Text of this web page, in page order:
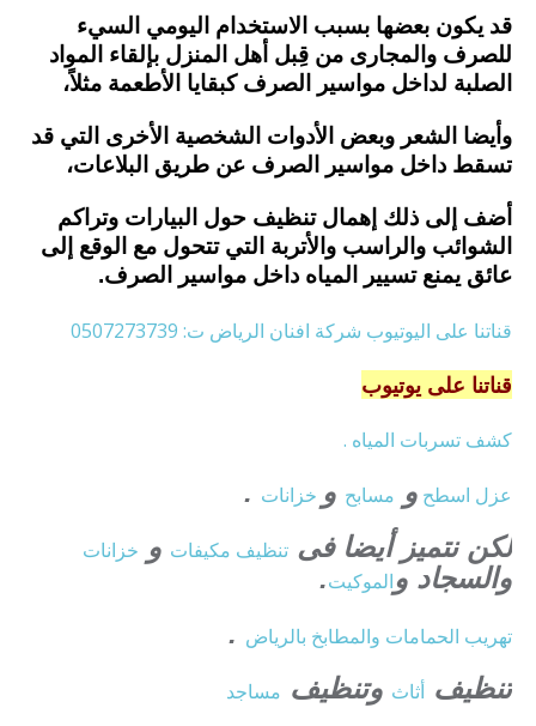
قد يكون بعضها بسبب الاستخدام اليومي السيء
للصرف والمجارى من قِبل أهل المنزل بإلقاء المواد
الصلبة لداخل مواسير الصرفكبقايا الأطعمة مثلاً،
وأيضا الشعر وبعض الأدوات الشخصية الأخرى التي قد
تسقط داخل مواسير الصرف عن طريق البلاعات،
أضف إلى ذلك إهمال تنظيف حول البيارات وتراكم
الشوائب والراسب والأتربة التي تتحول مع الوقع إلى
عائق يمنع تسيير المياه داخل مواسير الصرف.
قناتنا على اليوتيوب شركة افنان الرياض ت: 0507273739
قناتنا على يوتيوب
كشف تسربات المياه .
عزل اسطح و مسابح و خزانات .
لكن نتميز أيضا فى تنظيف مكيفات و خزانات
والسجاد والموكيت.
تهريب الحمامات والمطابخ بالرياض .
تنظيف أثاث وتنظيف مساجد